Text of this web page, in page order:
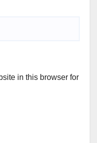
in this browser for